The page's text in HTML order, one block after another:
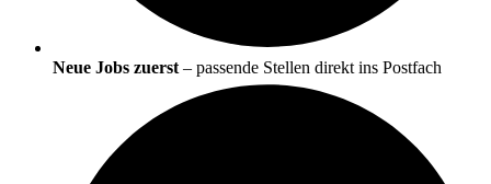
Neue Jobs zuerst – passende Stellen direkt ins Postfach